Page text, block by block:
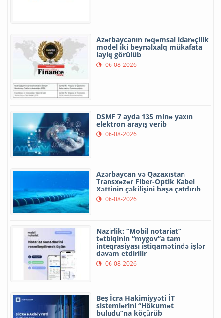
Azərbaycanın rəqəmsal idarəçilik
model iki beynəlxalq mükafata
layiq görülüb
06-08-2026
DSMF 7 ayda 135 minə yaxın
elektron arayış verib
06-08-2026
Azərbaycan və Qazaxıstan
Transxəzər Fiber-Optik Kabel
Xəttinin çəkilişini başa çatdırıb
06-08-2026
Nazirlik: “Mobil notariat”
tətbiqinin “mygov”a tam
inteqrasiyası istiqamətində işlər
davam etdirilir
06-08-2026
Beş İcra Hakimiyyəti İT
sistemlərini “Hökumət
buludu”na köçürüb